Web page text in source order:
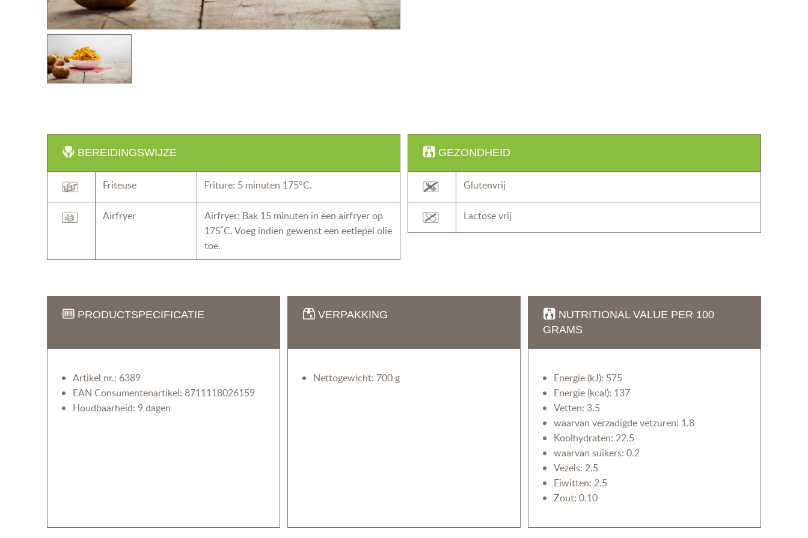
BEREIDINGSWIJZE
Friteuse Friture: 5 minuten 175°C.
Airfryer
Airfryer: Bak 15 minuten in een airfryer op
175˚C. Voeg indien gewenst een eetlepel olie
toe.
GEZONDHEID
Glutenvrij
Lactose vrij
PRODUCTSPECIFICATIE
Artikel nr.: 6389
EAN Consumentenartikel: 8711118026159
Houdbaarheid: 9 dagen
VERPAKKING
Nettogewicht: 700 g
NUTRITIONAL VALUE PER 100
GRAMS
Energie (kJ): 575
Energie (kcal): 137
Vetten: 3.5
waarvan verzadigde vetzuren: 1.8
Koolhydraten: 22.5
waarvan suikers: 0.2
Vezels: 2.5
Eiwitten: 2.5
Zout: 0.10